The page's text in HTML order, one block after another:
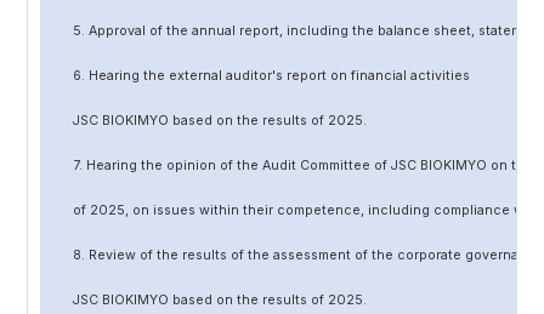
5. Approval of the annual report, including the balance sheet,
6. Hearing the external auditor's report on financial activities
JSC BIOKIMYO based on the results of 2025.
7. Hearing the opinion of the Audit Committee of JSC BIOKIMYO on the
of 2025, on issues within their competence, including compliance
8. Review of the results of the assessment of the corporate
JSC BIOKIMYO based on the results of 2025.